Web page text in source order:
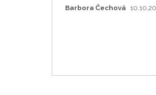
Barbora Čechová